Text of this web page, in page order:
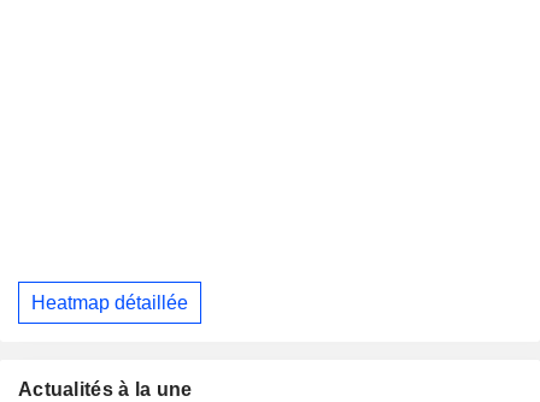
Heatmap détaillée
Actualités à la une